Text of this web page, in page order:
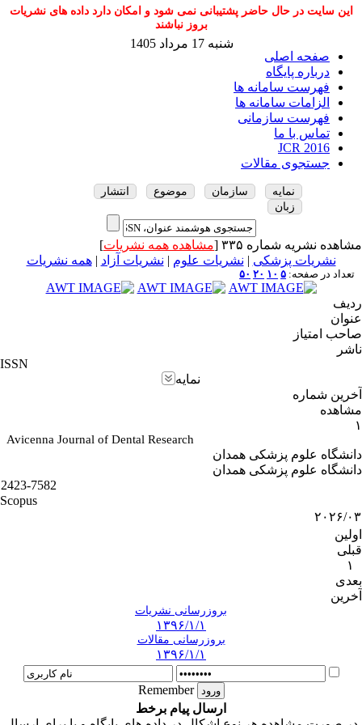
این سایت در حال حاضر پشتیبانی نمی شود و امکان دارد داده های نشریات
بروز نباشند
صفحه اصلی
درباره پایگاه
فهرست سامانه ها
الزامات سامانه ها
فهرست سازمانی
تماس با ما
JCR 2016
جستجوی مقالات
شنبه 17 مرداد 1405
نمایه سازمان موضوع
انتشار
زبان
مشاهده نشریه شماره ۳۳۵ [ مشاهده همه نشریات]
نشریات پزشکی | نشریات علوم | نشریات آزاد |همه نشریات
تعداد در صفحه: ۵ ۱۰ ۲۰ ۵۰
ردیف
عنوان
صاحب امتیاز
ناشر
ISSN
نمایه
آخرین شماره
مشاهده
۱
Avicenna Journal of Dental Research
دانشگاه علوم پزشکی همدان
دانشگاه علوم پزشکی همدان
2423-7582
Scopus
۲۰۲۶/۰۳
اولین
قبلی
۱
بعدی
آخرین
بروزرسانی نشریات
۱۳۹۶/۱/۱
بروزرسانی مقالات
۱۳۹۶/۱/۱
Remember
ارسال پیام برخط